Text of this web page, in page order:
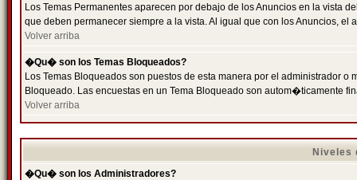
Los Temas Permanentes aparecen por debajo de los Anuncios en la
que deben permanecer siempre a la vista. Al igual que con los Anuncios,
Volver arriba
�Qu� son los Temas Bloqueados?
Los Temas Bloqueados son puestos de esta manera por el administrador
Bloqueado. Las encuestas en un Tema Bloqueado son autom�ticamente
Volver arriba
Niveles
�Qu� son los Administradores?